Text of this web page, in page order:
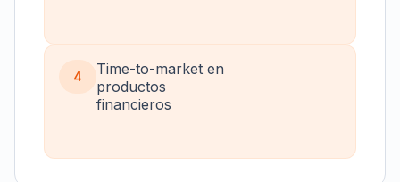
4
Time-to-market en
productos
financieros